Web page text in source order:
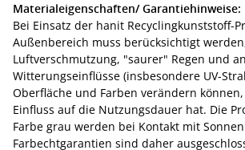
Materialeigenschaften/ Garantiehinweise:
Bei Einsatz der hanit Recyclingkunststoff-
Außenbereich muss berücksichtigt
Luftverschmutzung, "saurer" Regen und
Witterungseinflüsse (insbesondere UV-
Oberfläche und Farben verändern
Einfluss auf die Nutzungsdauer hat. Die
Farbe grau werden bei Kontakt mit
Farbechtgarantien sind daher